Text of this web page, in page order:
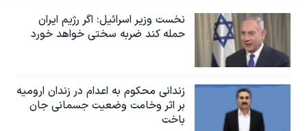
نخست وزیر اسرائيل: اگر رژیم ایران
حمله کند ضربه سختی خواهد خورد
زندانی محکوم به اعدام در زندان ارومیه
بر اثر وخامت وضعیت جسمانی جان
باخت